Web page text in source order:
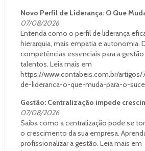
Novo Perfil de Liderança: O Que
07/08/2026
Entenda como o perfil de liderança
hierarquia, mais empatia e autonomia.
competências essenciais para a
talentos. Leia mais em
https://www.contabeis.com.br/
de-lideranca-o-que-muda-para-o-
Gestão: Centralização impede
07/08/2026
Saiba como a centralização pode se
o crescimento da sua empresa.
profissionalizar a gestão. Leia mais em